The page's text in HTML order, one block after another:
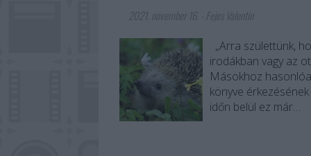
2021. november 16. Fejes Valentin
„Arra születtünk,
irodákban vagy az
Másokhoz
könyve
időn belül ez már…